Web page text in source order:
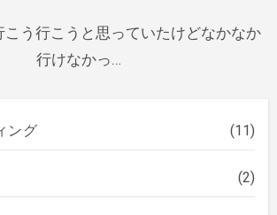
こう行こうと思っていたけどなかなか
行けなかっ…
ング (11)
(2)